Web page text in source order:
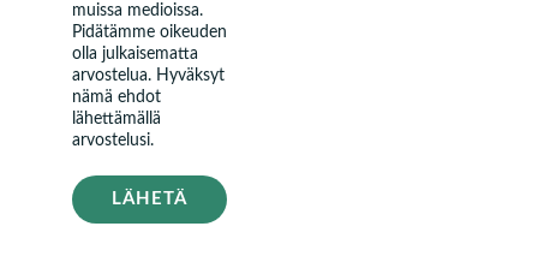
muissa medioissa.
Pidätämme oikeuden
olla julkaisematta
arvostelua. Hyväksyt
nämä ehdot
lähettämällä
arvostelusi.
LÄHETÄ